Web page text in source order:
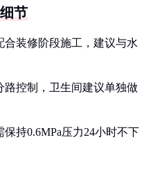
节
合装修阶段施工，建议与水
路控制，卫生间建议单独做
保持0.6MPa压力24小时不下